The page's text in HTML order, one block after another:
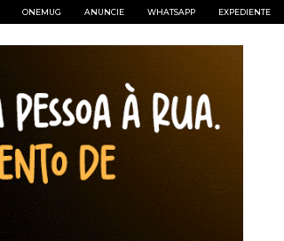
ONEMUG ANUNCIE WHATSAPP EXPEDIENTE